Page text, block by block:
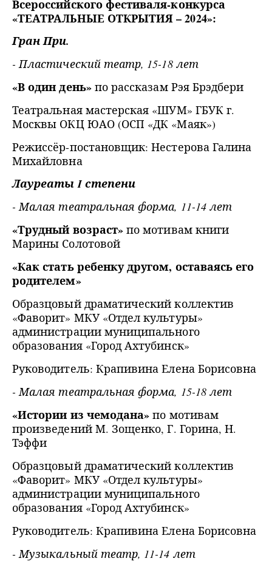
Всероссийского фестиваля-конкурса
«ТЕАТРАЛЬНЫЕ ОТКРЫТИЯ – 2024»:
Гран При.
- Пластический театр, 15-18 лет
«В один день»по рассказам Рэя Брэдбери
Театральная мастерская «ШУМ» ГБУК г.
Москвы ОКЦ ЮАО (ОСП «ДК «Маяк»)
Режиссёр-постановщик: Нестерова Галина
Михайловна
Лауреаты I степени
- Малая театральная форма, 11-14 лет
«Трудный возраст» по мотивам книги
Марины Солотовой
«Как стать ребенку другом, оставаясь его
родителем»
Образцовый драматический коллектив
«Фаворит» МКУ «Отдел культуры»
администрации муниципального
образования «Город Ахтубинск»
Руководитель: Крапивина Елена Борисовна
- Малая театральная форма, 15-18 лет
«Истории из чемодана» по мотивам
произведений М. Зощенко, Г. Горина, Н.
Тэффи
Образцовый драматический коллектив
«Фаворит» МКУ «Отдел культуры»
администрации муниципального
образования «Город Ахтубинск»
Руководитель: Крапивина Елена Борисовна
- Музыкальный театр, 11-14 лет